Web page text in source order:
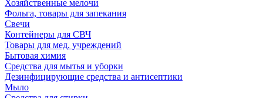
Хозяйственные мелочи
Фольга, товары для запекания
Свечи
Контейнеры для СВЧ
Товары для мед. учреждений
Бытовая химия
Средства для мытья и уборки
Дезинфицирующие средства и антисептики
Мыло